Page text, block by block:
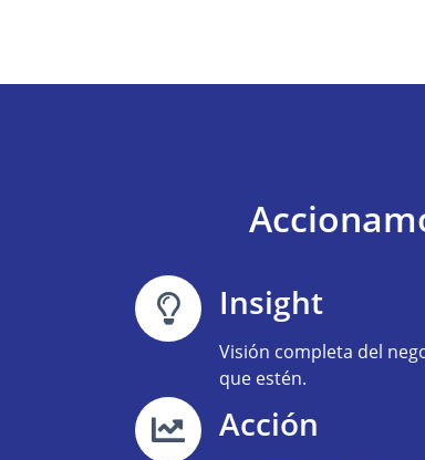
Insight
Visión completa del
que estén.
Acción